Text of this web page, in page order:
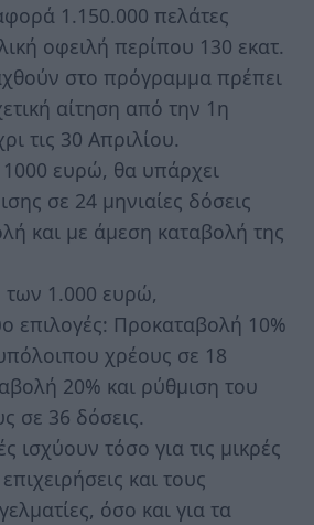
1.150.000 πελάτες
οφειλή περίπου 130 εκατ.
στο πρόγραμμα πρέπει
αίτηση από την 1η
τις 30 Απριλίου.
1000 ευρώ, θα υπάρχει
σε 24 μηνιαίες δόσεις
και με άμεση καταβολή της
των 1.000 ευρώ,
επιλογές: Προκαταβολή 10%
χρέους σε 18
20% και ρύθμιση του
σε 36 δόσεις.
ισχύουν τόσο για τις μικρές
και τους
όσο και για τα